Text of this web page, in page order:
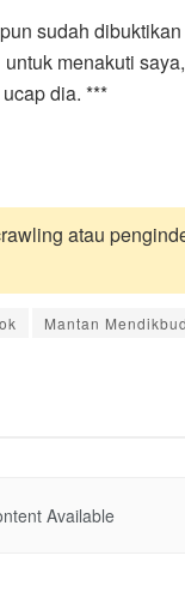
sudah
menakuti
dia. ***
atau
Mantan
Available